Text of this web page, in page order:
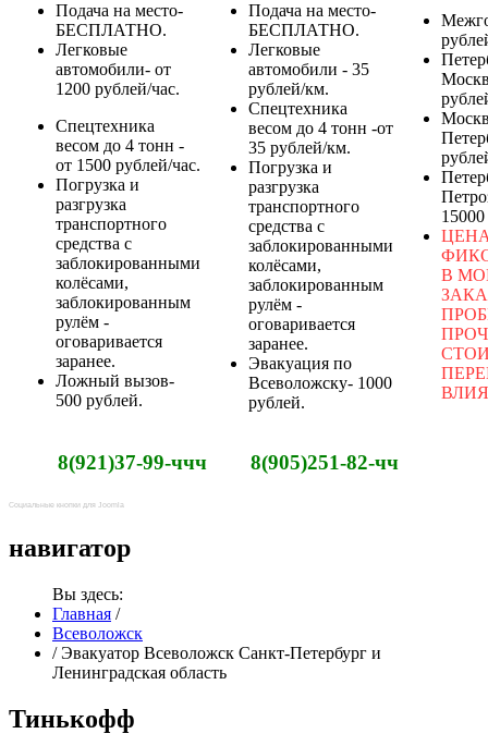
Подача на место-
БЕСПЛАТНО.
Легковые
автомобили- от
1200 рублей/час.
Спецтехника
весом до 4 тонн -
от 1500 рублей/час.
Погрузка и
разгрузка
транспортного
средства с
заблокированными
колёсами,
заблокированным
рулём -
оговаривается
заранее.
Ложный вызов-
500 рублей.
Подача на место-
БЕСПЛАТНО.
Легковые
автомобили - 35
рублей/км.
Спецтехника
весом до 4 тонн -от
35 рублей/км.
Погрузка и
разгрузка
транспортного
средства с
заблокированными
колёсами,
заблокированным
рулём -
оговаривается
заранее.
Эвакуация по
Всеволожску- 1000
рублей.
В
8(921)37-99-ччч 8(905)251-82-чч
Социальные кнопки для Joomla
навигатор
Вы здесь:
Главная /
Всеволожск
/ Эвакуатор Всеволожск Санкт-Петербург и
Ленинградская область
Тинькофф